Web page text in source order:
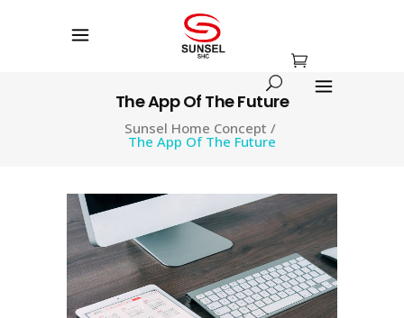
The App Of The Future
Sunsel Home Concept /
The App Of The Future